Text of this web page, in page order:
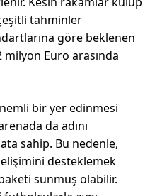
tahminler
göre beklenen
milyon Euro arasında
bir yer edinmesi
da adını
sahip. Bu nedenle,
desteklemek
sunmuş olabilir.